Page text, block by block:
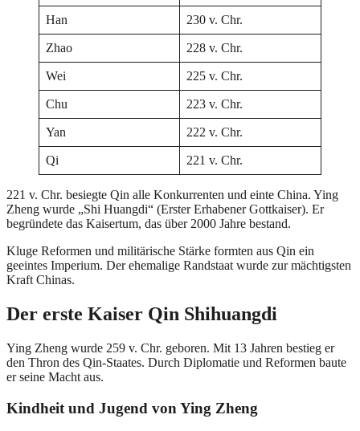
Han 230 v. Chr.
Zhao 228 v. Chr.
Wei 225 v. Chr.
Chu 223 v. Chr.
Yan 222 v. Chr.
Qi 221 v. Chr.
221 v. Chr. besiegte Qin alle Konkurrenten und einte China. Ying
Zheng wurde „Shi Huangdi“ (Erster Erhabener Gottkaiser). Er
begründete das Kaisertum, das über 2000 Jahre bestand.
Kluge Reformen und militärische Stärke formten aus Qin ein
geeintes Imperium. Der ehemalige Randstaat wurde zur mächtigsten
Kraft Chinas.
Der erste Kaiser Qin Shihuangdi
Ying Zheng wurde 259 v. Chr. geboren. Mit 13 Jahren bestieg er
den Thron des Qin-Staates. Durch Diplomatie und Reformen baute
er seine Macht aus.
Kindheit und Jugend von Ying Zheng